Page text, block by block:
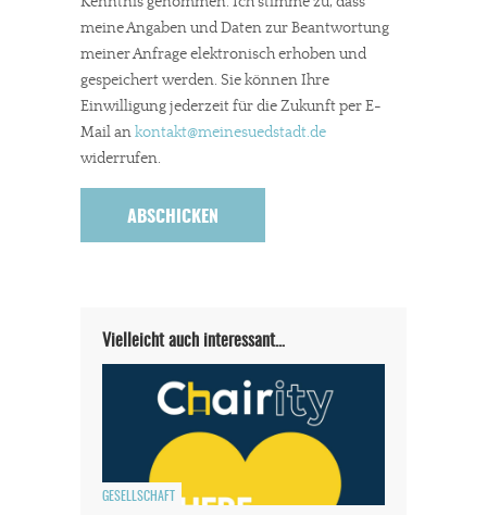
meine Angaben und Daten zur Beantwortung
meiner Anfrage elektronisch erhoben und
gespeichert werden. Sie können Ihre
Einwilligung jederzeit für die Zukunft per E-
Mail ankontakt@meinesuedstadt.de
widerrufen.
Vielleicht auch interessant…
GESELLSCHAFT